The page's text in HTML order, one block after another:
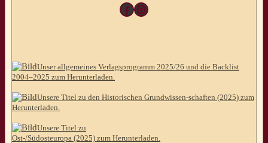
Facebook
Instagram
Unser allgemeines Verlagsprogramm 2025/26 und die Backlist
2004–2025 zum Herunterladen.
Unsere Titel zu den Historischen Grundwissen-schaften (2025) zum
Herunterladen.
Unsere Titel zu
Ost-/Südosteuropa (2025) zum Herunterladen.